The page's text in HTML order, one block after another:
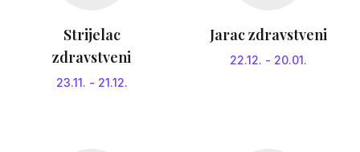
Strijelac
zdravstveni
23.11. - 21.12.
Jarac zdravstveni
22.12. - 20.01.